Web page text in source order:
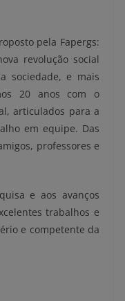
pela Fapergs:
revolução social
sociedade, e mais
20 anos com o
articulados para a
em equipe. Das
professores e
e aos avanços
trabalhos e
e competente da